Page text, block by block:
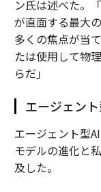
ン氏は述べた。
が直面する最大
多くの焦点が当
たは使用して物
らだ」
エージェン
エージェント型
モデルの進化と
及した。